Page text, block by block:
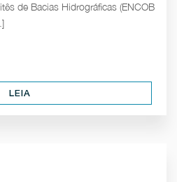
de Bacias Hidrográficas (ENCOB
LEIA